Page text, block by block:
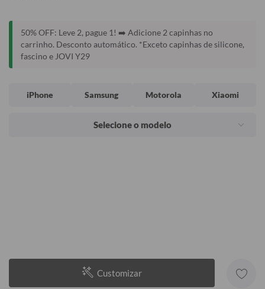
50% OFF: Leve 2, pague 1! ➡️ Adicione 2 capinhas no
carrinho. Desconto automático. *Exceto capinhas de silicone,
fascino e JOVI Y29
iPhone Samsung Motorola Xiaomi
Selecione o modelo
Customizar